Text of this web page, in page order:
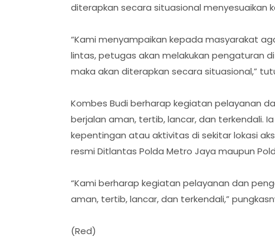
diterapkan secara situasional menyesuaikan
“Kami menyampaikan kepada masyarakat
lintas, petugas akan melakukan pengaturan
maka akan diterapkan secara situasional,”
Kombes Budi berharap kegiatan pelayanan
berjalan aman, tertib, lancar, dan terkendali.
kepentingan atau aktivitas di sekitar lokasi
resmi Ditlantas Polda Metro Jaya maupun
“Kami berharap kegiatan pelayanan dan
aman, tertib, lancar, dan terkendali,”
(Red)